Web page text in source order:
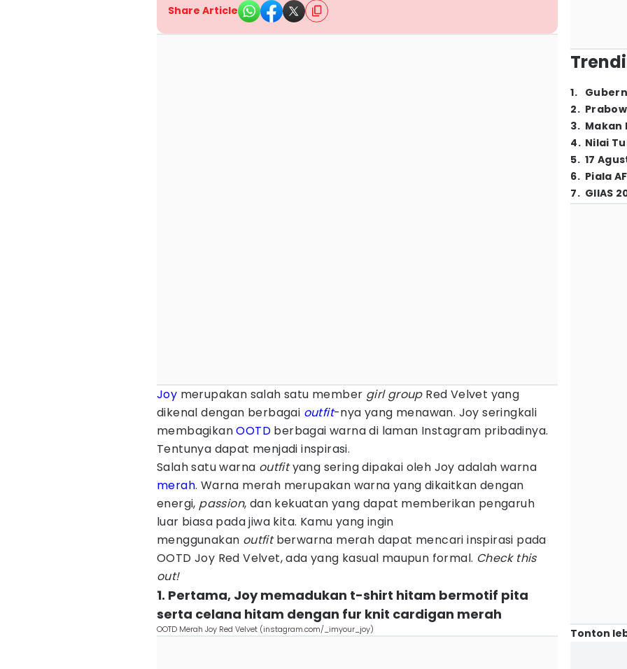
Share Article
Joy merupakan salah satu member girl group Red Velvet yang
dikenal dengan berbagai outfit-nya yang menawan. Joy seringkali
membagikanOOTD berbagai warna di laman Instagram pribadinya.
Tentunya dapat menjadi inspirasi.
Salah satu warna outfityang sering dipakai oleh Joy adalah warna
merah. Warna merah merupakan warna yang dikaitkan dengan
energi, passion, dan kekuatan yang dapat memberikan pengaruh
luar biasa pada jiwa kita. Kamu yang ingin
menggunakan outfitberwarna merah dapat mencari inspirasi pada
OOTD Joy Red Velvet, ada yang kasual maupun formal. Check this
out!
1. Pertama, Joy memadukan t-shirt hitam bermotif pita
serta celana hitam dengan fur knit cardigan merah
OOTD Merah Joy Red Velvet (instagram.com/_imyour_joy)
1.
2.
3. Makan
4. Nilai
5. 17
6. Piala
7. GIIAS
Tonton